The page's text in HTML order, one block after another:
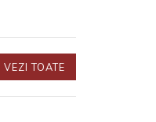
VEZI TOATE